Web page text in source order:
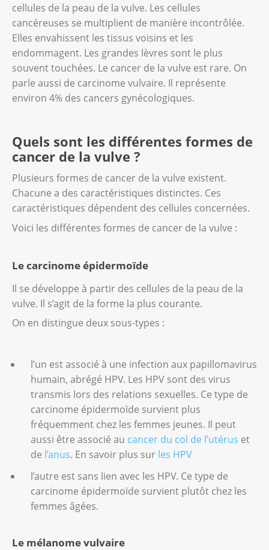
cellules de la peau de la vulve. Les cellules
cancéreuses se multiplient de manière incontrôlée.
Elles envahissent les tissus voisins et les
endommagent. Les grandes lèvres sont le plus
souvent touchées. Le cancer de la vulve est rare. On
parle aussi de carcinome vulvaire. Il représente
environ 4% des cancers gynécologiques.
Quels sont les différentes formes de
cancer de la vulve ?
Plusieurs formes de cancer de la vulve existent.
Chacune a des caractéristiques distinctes. Ces
caractéristiques dépendent des cellules concernées.
Voici les différentes formes de cancer de la vulve :
Le carcinome épidermoïde
Il se développe à partir des cellules de la peau de la
vulve. Il s’agit de la forme la plus courante.
On en distingue deux sous-types :
l’un est associé à une infection aux papillomavirus
humain, abrégé HPV. Les HPV sont des virus
transmis lors des relations sexuelles. Ce type de
carcinome épidermoïde survient plus
fréquemment chez les femmes jeunes. Il peut
aussi être associé au cancer du col de l’utérus et
de l’anus. En savoir plus sur les HPV
l’autre est sans lien avec les HPV. Ce type de
carcinome épidermoïde survient plutôt chez les
femmes âgées.
Le mélanome vulvaire